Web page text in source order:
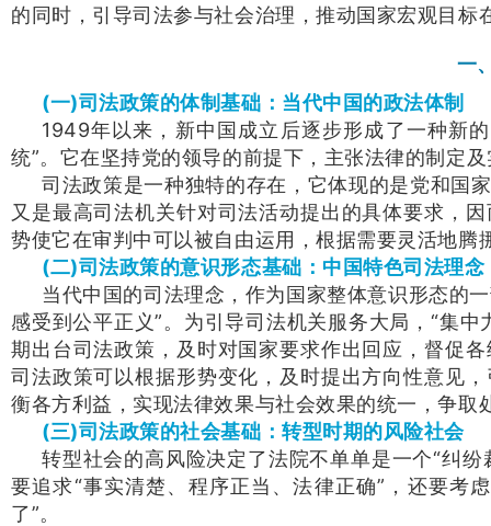
的同时，引导司法参与社会治理，推动国家宏观目标
一
(一)司法政策的体制基础：当代中国的政法体制
1949年以来，新中国成立后逐步形成了一种新
统”。它在坚持党的领导的前提下，主张法律的制定
司法政策是一种独特的存在，它体现的是党和国
又是最高司法机关针对司法活动提出的具体要求，
势使它在审判中可以被自由运用，根据需要灵活地腾
(二)司法政策的意识形态基础：中国特色司法理念
当代中国的司法理念，作为国家整体意识形态的
感受到公平正义”。为引导司法机关服务大局，“集
期出台司法政策，及时对国家要求作出回应，督促
司法政策可以根据形势变化，及时提出方向性意见
衡各方利益，实现法律效果与社会效果的统一，争取
(三)司法政策的社会基础：转型时期的风险社会
转型社会的高风险决定了法院不单单是一个“纠
要追求“事实清楚、程序正当、法律正确”，还要考
了”。